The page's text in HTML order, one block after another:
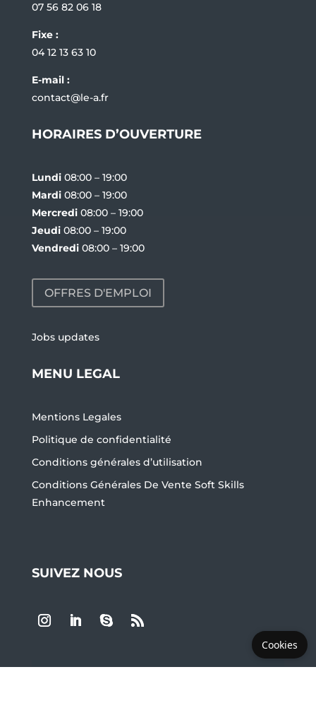
07 56 82 06 18
Fixe :
04 12 13 63 10
E-mail :
contact@le-a.fr
HORAIRES D’OUVERTURE
Lundi08:00 – 19:00
Mardi08:00 – 19:00
Mercredi08:00 – 19:00
Jeudi08:00 – 19:00
Vendredi08:00 – 19:00
OFFRES D'EMPLOI
Jobs updates
MENU LEGAL
Mentions Legales
Politique de confidentialité
Conditions générales d’utilisation
Conditions Générales De Vente Soft Skills
Enhancement
SUIVEZ NOUS
Cookies